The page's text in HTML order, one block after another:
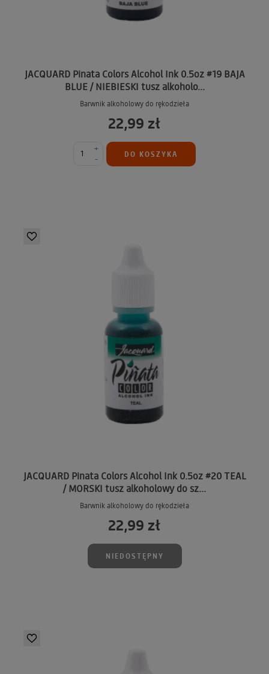
JACQUARD Pinata Colors Alcohol Ink 0.5oz #19 BAJA
BLUE / NIEBIESKI tusz alkoholo...
Barwnik alkoholowy do rękodzieła
22,99 zł
-
+
DO KOSZYKA
JACQUARD Pinata Colors Alcohol Ink 0.5oz #20 TEAL
/ MORSKI tusz alkoholowy do sz...
Barwnik alkoholowy do rękodzieła
22,99 zł
NIEDOSTĘPNY